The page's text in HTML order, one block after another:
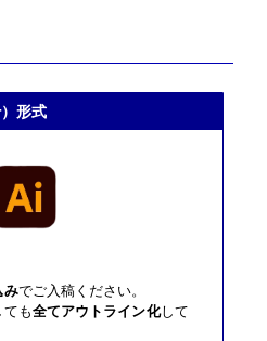
形式
みでご入稿ください。
も全てアウトライン化して